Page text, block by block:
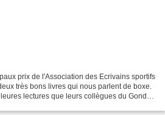
prix de l'Association des Ecrivains sportifs
très bons livres qui nous parlent de boxe.
lectures que leurs collègues du Gondot